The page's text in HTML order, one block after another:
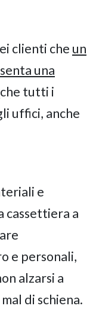
clienti che un
una
che tutti i
uffici, anche
e
cassettiera a
e personali,
alzarsi a
di schiena.